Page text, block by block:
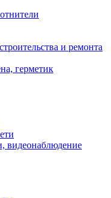
и ремонта
герметик
видеонаблюдение